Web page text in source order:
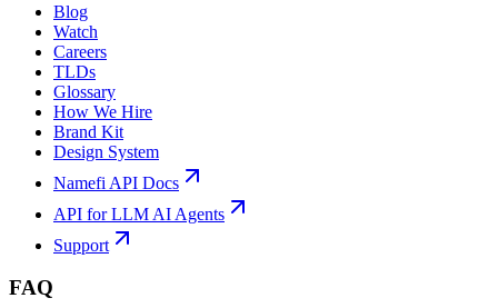
Blog
Watch
Careers
TLDs
Glossary
How We Hire
Brand Kit
Design System
Namefi API Docs
API for LLM AI Agents
Support
FAQ